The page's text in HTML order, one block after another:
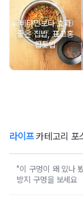
비타민보다 효과
좋은 집밥, 표고홍
합톳밥
라이프카테고리 포
"이 구멍이 왜 있나
방지 구멍을 보세요